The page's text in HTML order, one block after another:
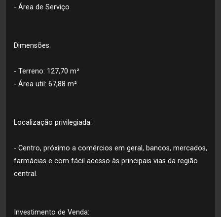
- Área de Serviço
Dimensões:
- Terreno: 127,70 m²
- Área util: 67,88 m²
Localização privilegiada:
- Centro, próximo a comércios em geral, bancos, mercados,
farmácias e com fácil acesso às principais vias da região
central.
Investimento de Venda: